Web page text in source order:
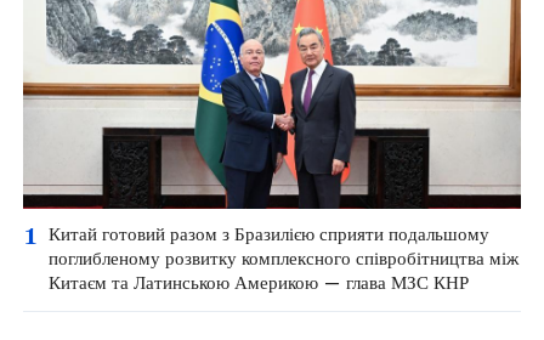
1
Китай готовий разом з Бразилією сприяти подальшому
поглибленому розвитку комплексного співробітництва між
Китаєм та Латинською Америкою — глава МЗС КНР